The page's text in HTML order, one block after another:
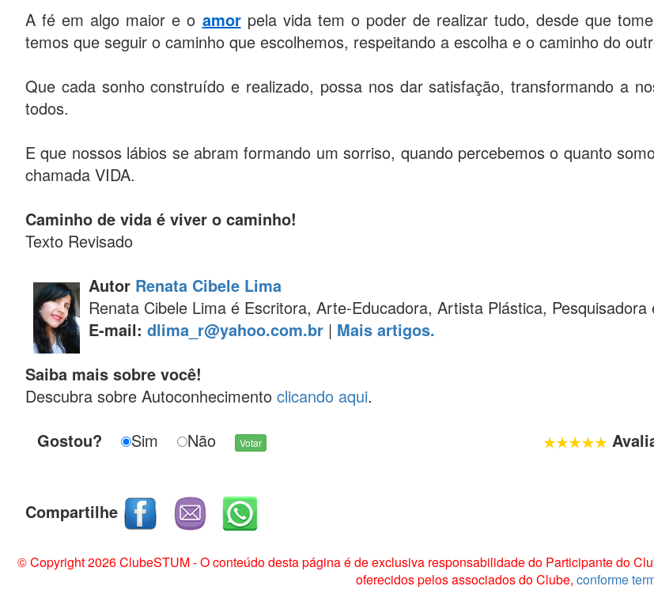
A fé em algo maior e o amorpela vida tem o poder de realizar tudo, desde que
temos que seguir o caminho que escolhemos, respeitando a escolha e o caminho do
Que cada sonho construído e realizado, possa nos dar satisfação, transformando a
todos.
E que nossos lábios se abram formando um sorriso, quando percebemos o quanto
chamada VIDA.
Caminho de vida é viver o caminho!
Texto Revisado
Autor Renata Cibele Lima
Renata Cibele Lima é Escritora, Arte-Educadora, Artista Plástica,
E-mail: dlima_r@yahoo.com.br | Mais artigos.
Saiba mais sobre você!
Descubra sobre Autoconhecimento clicando aqui.
Gostou?
Sim Não
Compartilhe
© Copyright 2026 ClubeSTUM - O conteúdo desta página é de exclusiva responsabilidade do Participante do
oferecidos pelos associados do Clube, conforme